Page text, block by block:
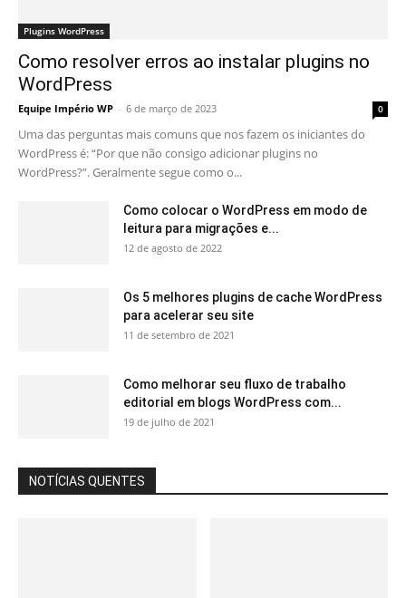
Plugins WordPress
Como resolver erros ao instalar plugins no
WordPress
Equipe Império WP - 6 de março de 2023 0
Uma das perguntas mais comuns que nos fazem os iniciantes do
WordPress é: “Por que não consigo adicionar plugins no
WordPress?”. Geralmente segue como o...
Como colocar o WordPress em modo de
leitura para migrações e...
12 de agosto de 2022
Os 5 melhores plugins de cache WordPress
para acelerar seu site
11 de setembro de 2021
Como melhorar seu fluxo de trabalho
editorial em blogs WordPress com...
19 de julho de 2021
NOTÍCIAS QUENTES